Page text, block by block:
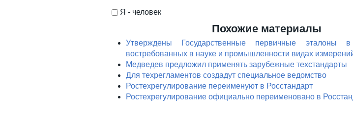
Я - человек
Похожие материалы
Утверждены Государственные первичные эталоны
востребованных в науке и промышленности видах
Медведев предложил применять зарубежные техстандарты
Для техрегламентов создадут специальное ведомство
Ростехрегулирование переименуют в Росстандарт
Ростехрегулирование официально переименовано в